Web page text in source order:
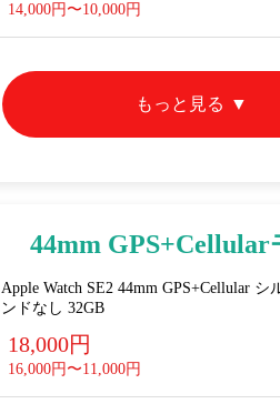
14,000円〜10,000円
もっと見る
44mm GPS+Cellular
Apple Watch SE2 44mm GPS+Cellular
ンドなし 32GB
18,000円
16,000円〜11,000円